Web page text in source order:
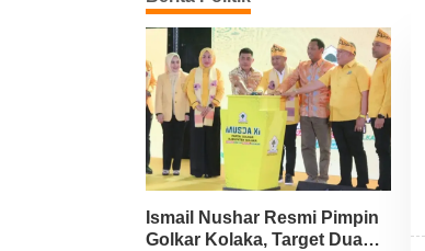
Ismail Nushar Resmi Pimpin
Golkar Kolaka, Target Dua